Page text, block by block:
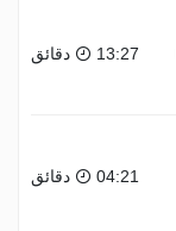
13:27 دقائق
04:21 دقائق